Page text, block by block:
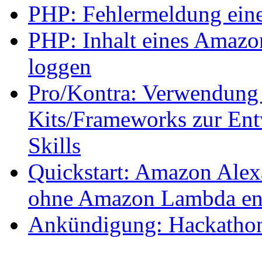
PHP: Fehlermeldung
PHP: Inhalt eines
loggen
Pro/Kontra:
Kits/Frameworks zur
Skills
Quickstart: Amazon
ohne Amazon Lambda
Ankündigung: